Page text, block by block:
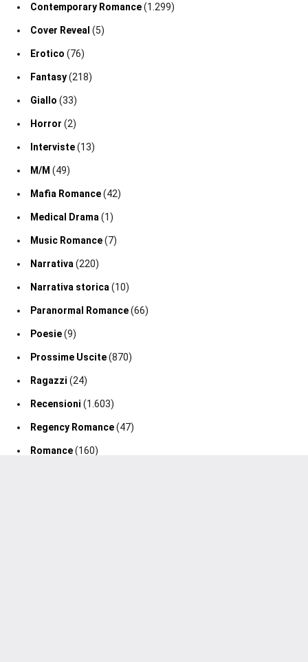
Contemporary Romance(1.299)
Cover Reveal (5)
Erotico (76)
Fantasy(218)
Giallo (33)
Horror (2)
Interviste(13)
M/M (49)
Mafia Romance(42)
Medical Drama (1)
Music Romance(7)
Narrativa (220)
Narrativa storica (10)
Paranormal Romance(66)
Poesie(9)
Prossime Uscite(870)
Ragazzi (24)
Recensioni (1.603)
Regency Romance(47)
Romance(160)